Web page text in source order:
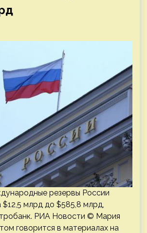
резервы России
$12,5 млрд до $585,8 млрд,
РИА Новости © Мария
говорится в материалах на